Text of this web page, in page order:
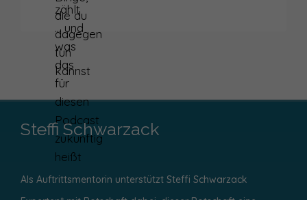
Steffi Schwarzack
Als Auftrittsmentorin unterstützt Steffi Schwarzack